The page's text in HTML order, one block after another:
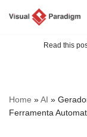
Read this
Home »AI »
Ferramenta